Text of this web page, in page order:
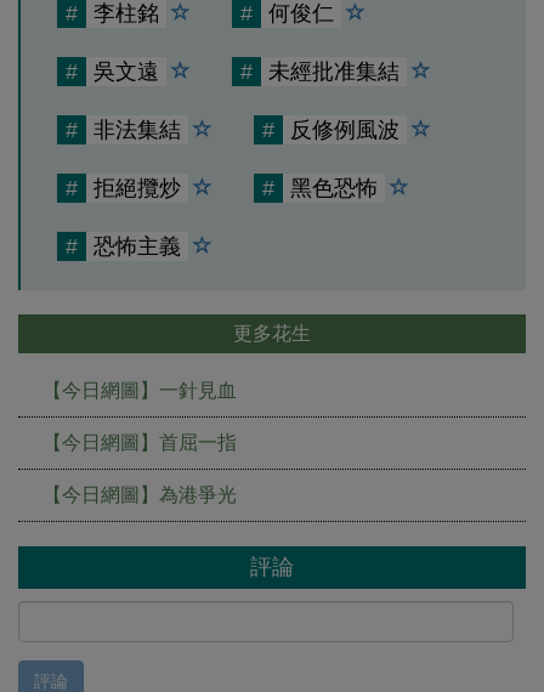
# 李柱銘 # 何俊仁
# 吳文遠 # 未經批准集結
# 非法集結 # 反修例風波
# 拒絕攬炒 # 黑色恐怖
# 恐怖主義
更多花生
【今日網圖】一針見血
【今日網圖】首屈一指
【今日網圖】為港爭光
評論
評論